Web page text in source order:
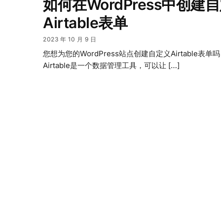
如何在WordPress中创建
Airtable表单
2023 年 10 月 9 日
您想为您的WordPress站点创建自定义Airtable表单吗
Airtable是一个数据管理工具，可以让 […]